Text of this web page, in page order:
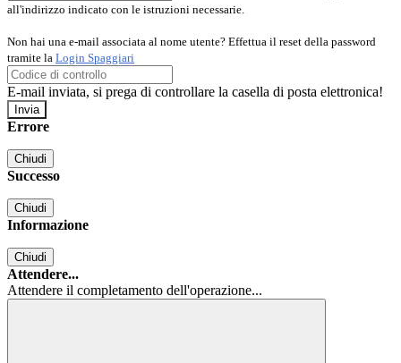
all'indirizzo indicato con le istruzioni necessarie.
Non hai una e-mail associata al nome utente? Effettua il reset della password
tramite la Login Spaggiari
E-mail inviata, si prega di controllare la casella di posta elettronica!
Errore
Chiudi
Successo
Chiudi
Informazione
Chiudi
Attendere...
Attendere il completamento dell'operazione...